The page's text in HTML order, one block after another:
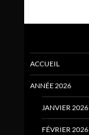
ACCUEIL
ANNÉE 2026
JANVIER 2026
FÉVRIER 2026